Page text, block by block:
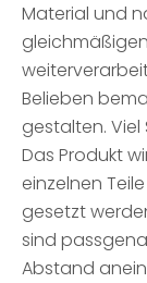
Material und
Belieben
gestalten.
Das Produkt
einzelnen
gesetzt
sind
Abstand